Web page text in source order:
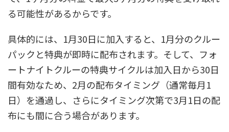
る可能性があるからです。
具体的には、1月30日に加入すると、1月分のクルー
パックと特典が即時に配布されます。そして、フォ
ートナイトクルーの特典サイクルは加入日から30日
間有効なため、2月の配布タイミング（通常毎月1
日）を通過し、さらにタイミング次第で3月1日の配
布にも間に合う場合があります。